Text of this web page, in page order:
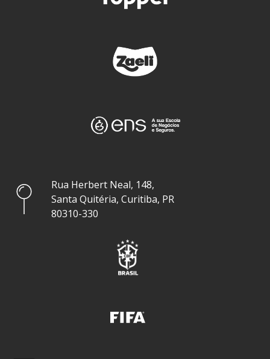
Rua Herbert Neal, 148,
Santa Quitéria, Curitiba, PR
80310-330